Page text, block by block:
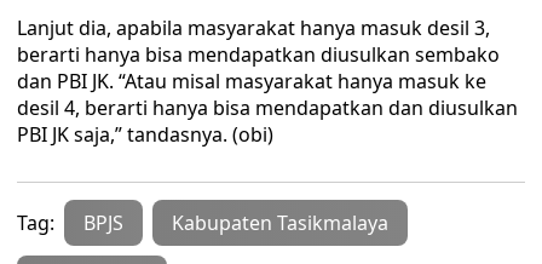
Lanjut dia, apabila masyarakat hanya masuk desil 3,
berarti hanya bisa mendapatkan diusulkan sembako
dan PBI JK. “Atau misal masyarakat hanya masuk ke
desil 4, berarti hanya bisa mendapatkan dan diusulkan
PBI JK saja,” tandasnya. (obi)
Tag: BPJS Kabupaten Tasikmalaya